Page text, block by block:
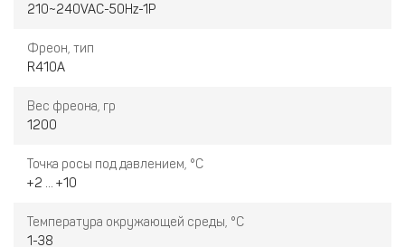
210~240VAC-50Hz-1P
Фреон, тип
R410A
Вес фреона, гр
1200
Точка росы под давлением, °C
+2 ... +10
Температура окружающей среды, °C
1-38